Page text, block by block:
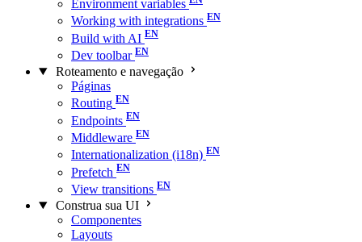
Environment variables
Working with integrations
Build with AI
Dev toolbar
Roteamento e navegação
Páginas
Routing
Endpoints
Middleware
Internationalization (i18n)
Prefetch
View transitions
Construa sua UI
Componentes
Layouts